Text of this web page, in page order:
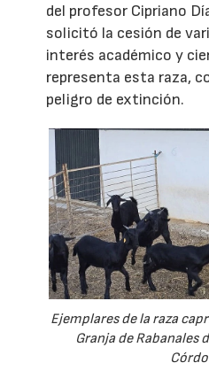
del profesor Cipriano
solicitó la cesión de
interés académico y
representa esta raza,
peligro de extinción.
Ejemplares de la raza
Granja de Rabanales